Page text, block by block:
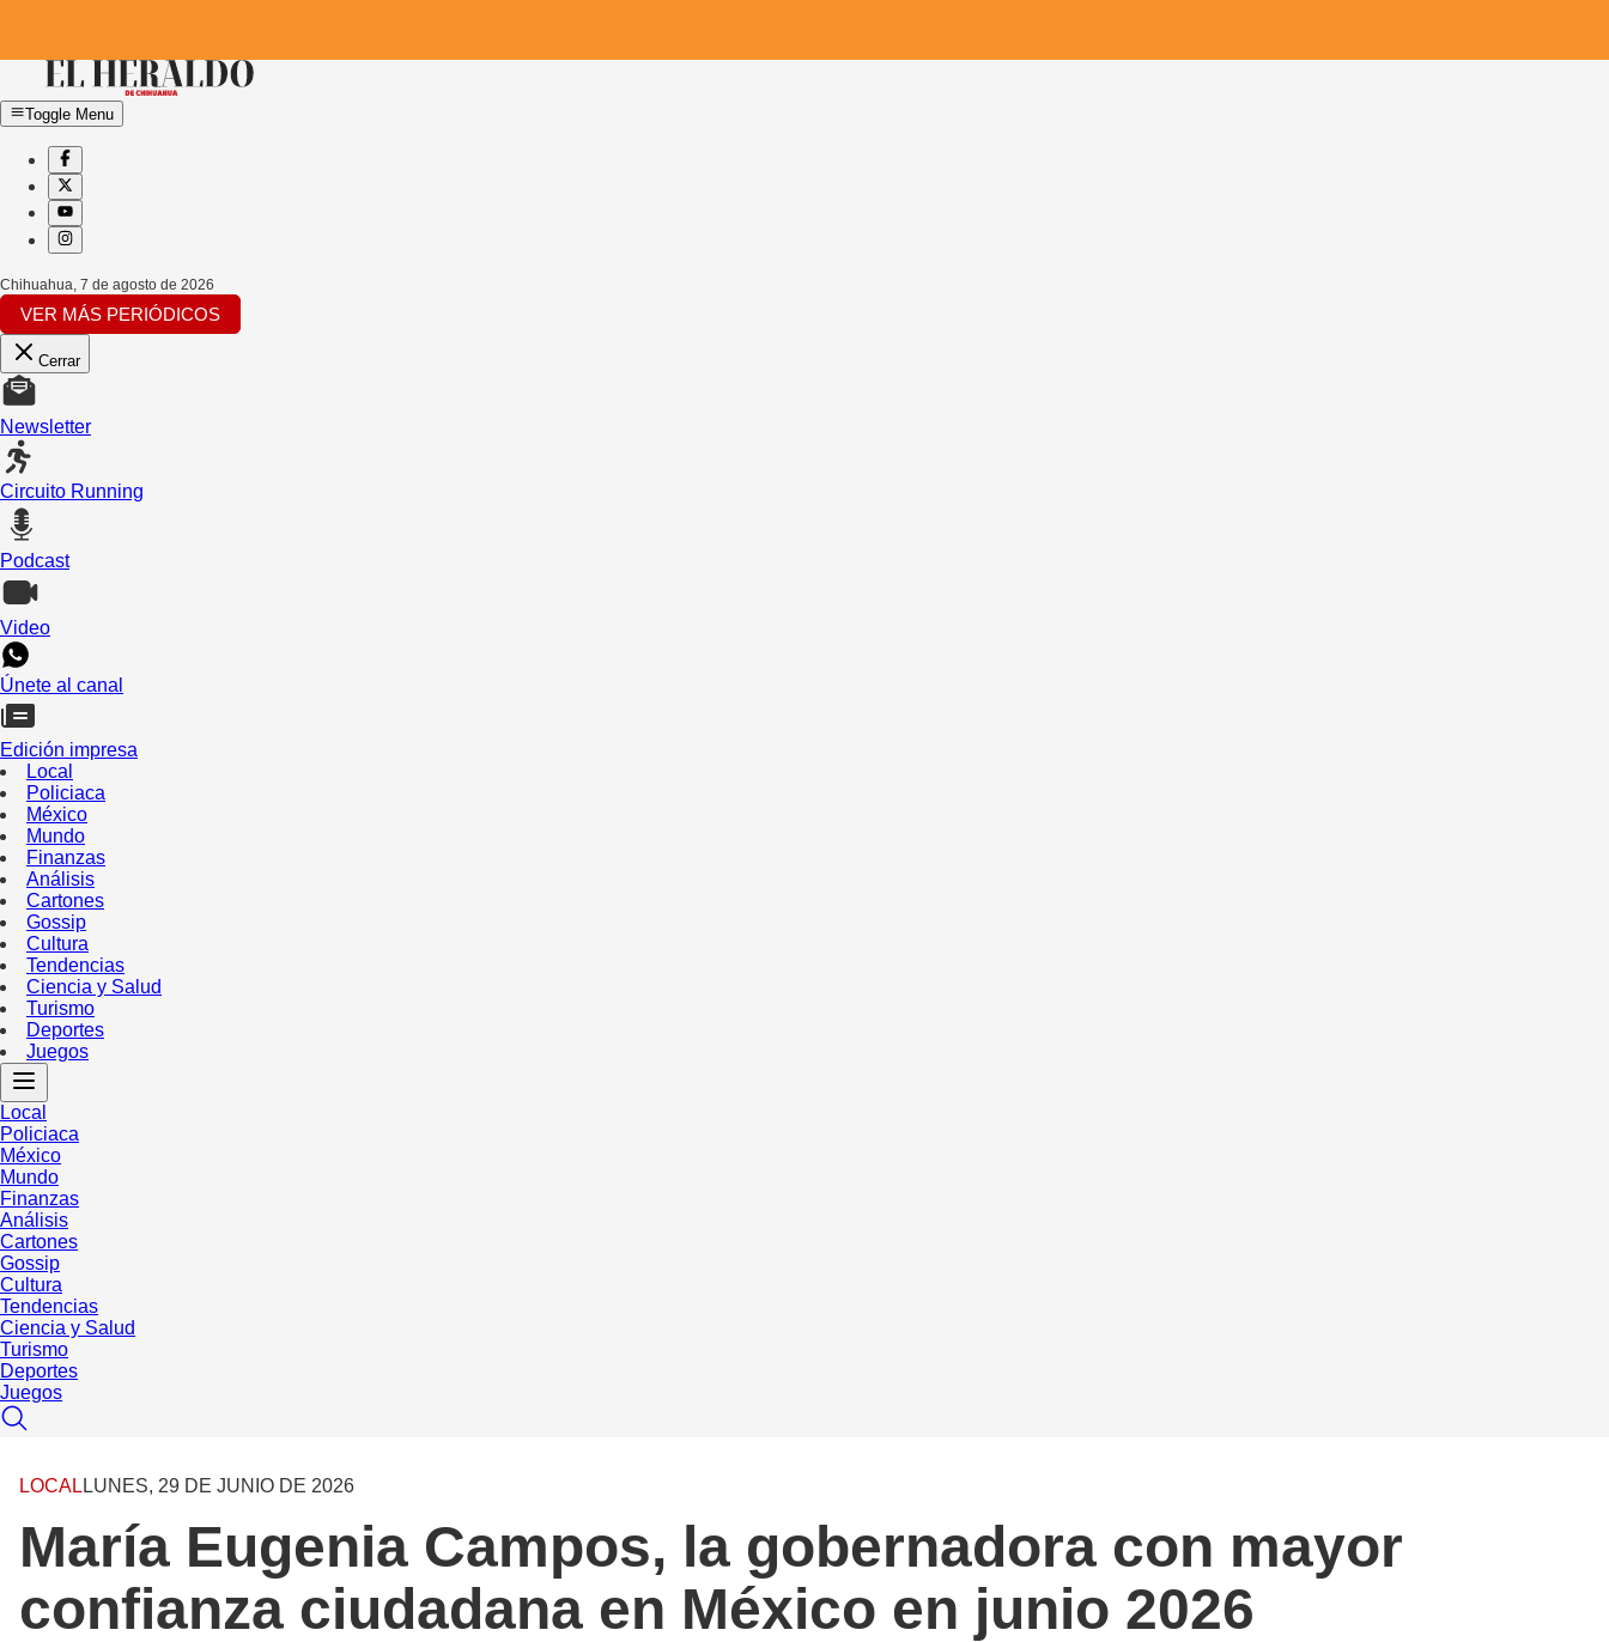
Toggle Menu
Chihuahua 7 de agosto de 2026
VER MÁS PERIÓDICOS
Cerrar
Newsletter
Circuito Running
Podcast
Video
Únete al canal
Edición impresa
Local
Policiaca
México
Mundo
Finanzas
Análisis
Cartones
Gossip
Cultura
Tendencias
Ciencia y Salud
Turismo
Deportes
Juegos
Local
Policiaca
México
Mundo
Finanzas
Análisis
Cartones
Gossip
Cultura
Tendencias
Ciencia y Salud
Turismo
Deportes
Juegos
LOCAL LUNES, 29 DE JUNIO DE 2026
María Eugenia Campos, la gobernadora con mayor
confianza ciudadana en México en junio 2026